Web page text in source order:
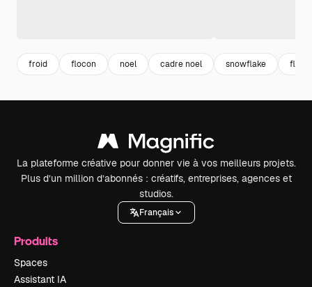
froid flocon noel cadre noel snowflake
La plateforme créative pour donner vie à vos meilleurs projets.
Plus d’un million d’abonnés : créatifs, entreprises, agences et
studios.
Français
Produits
Spaces
Assistant IA